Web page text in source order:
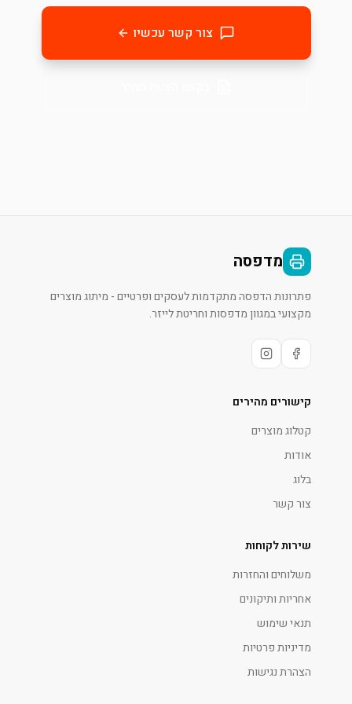
צור קשר עכשיו
מדפסה
פתרונות הדפסה מתקדמות לעסקים ופרטיים - מיתוג מוצרים
מקצועי במגוון מדפסות וחריטת לייזר.
קישורים מהירים
קטלוג מוצרים
אודות
בלוג
צור קשר
שירות לקוחות
משלוחים והחזרות
אחריות ותיקונים
תנאי שימוש
מדיניות פרטיות
הצהרת נגישות